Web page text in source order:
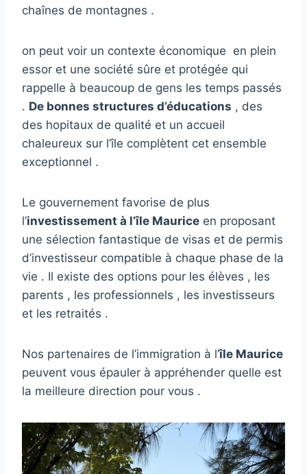
chaînes de montagnes .
on peut voir un contexte économique en plein
essor et une société sûre et protégée qui
rappelle à beaucoup de gens les temps passés
. De bonnes structures d’éducations , des
des hopitaux de qualité et un accueil
chaleureux sur l’île complètent cet ensemble
exceptionnel .
Le gouvernement favorise de plus
l’investissement à l’île Maurice en proposant
une sélection fantastique de visas et de permis
d’investisseur compatible à chaque phase de la
vie . Il existe des options pour les élèves , les
parents , les professionnels , les investisseurs
et les retraités .
Nos partenaires de l’immigration à l’île Maurice
peuvent vous épauler à appréhender quelle est
la meilleure direction pour vous .